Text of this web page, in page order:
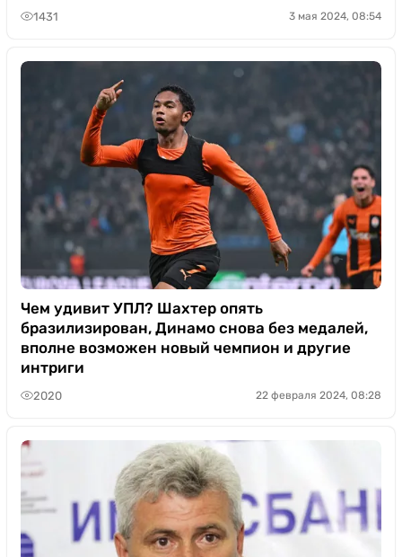
1431 3 мая 2024, 08:54
Чем удивит УПЛ? Шахтер опять
бразилизирован, Динамо снова без медалей,
вполне возможен новый чемпион и другие
интриги
2020 22 февраля 2024, 08:28